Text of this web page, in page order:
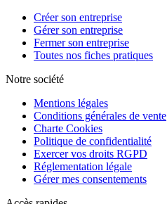
Créer son entreprise
Gérer son entreprise
Fermer son entreprise
Toutes nos fiches pratiques
Notre société
Mentions légales
Conditions générales de vente
Charte Cookies
Politique de confidentialité
Exercer vos droits RGPD
Réglementation légale
Gérer mes consentements